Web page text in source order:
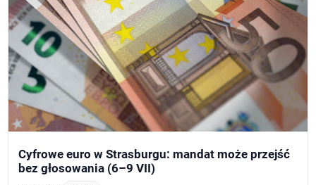
Cyfrowe euro w Strasburgu: mandat może przejść
bez głosowania (6–9 VII)